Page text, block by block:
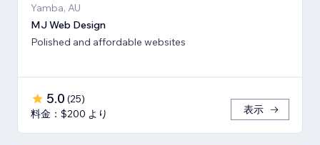
Yamba, AU
MJ Web Design
Polished and affordable websites
5.0 (25)
料金：$200 より
表示